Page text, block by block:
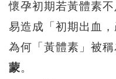
懷孕初期若黃體素
易造成「初期出血
為何「黃體素」被
蒙。